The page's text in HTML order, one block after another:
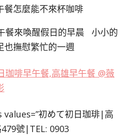
餐怎麼能不來杯咖啡
餐來喚醒假日的早晨 小小的
也撫慰繁忙的一週
初めて初日珈琲|高
號|TEL: 0903